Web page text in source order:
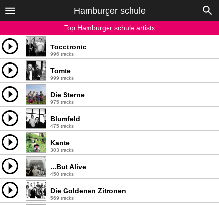
Hamburger schule
Top Hamburger schule artists
Tocotronic
996 tracks
Tomte
999 tracks
Die Sterne
975 tracks
Blumfeld
475 tracks
Kante
303 tracks
...But Alive
450 tracks
Die Goldenen Zitronen
569 tracks